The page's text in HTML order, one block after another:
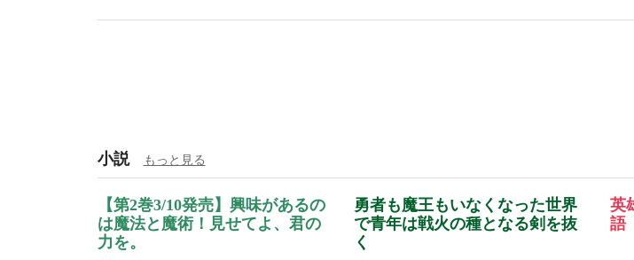
小説 もっと見る
【第2巻3/10発売】興味があるの
は魔法と魔術！見せてよ、君の
力を。
勇者も魔王もいなくなった世界
で青年は戦火の種となる剣を抜
く
英
語